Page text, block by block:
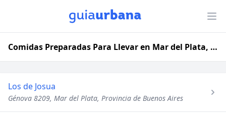
Comidas Preparadas Para Llevar en Mar del Plata, Provincia de Buenos Aires
Los de Josua
Génova 8209, Mar del Plata, Provincia de Buenos Aires